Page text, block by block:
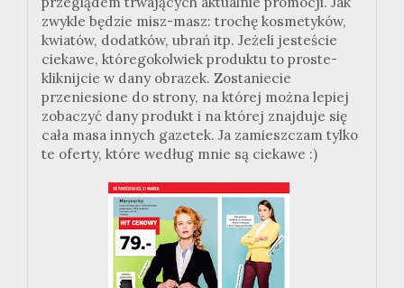
zwykle będzie misz-masz: trochę kosmetyków,
kwiatów, dodatków, ubrań itp. Jeżeli jesteście
ciekawe, któregokolwiek produktu to proste-
kliknijcie w dany obrazek. Zostaniecie
przeniesione do strony, na której można lepiej
zobaczyć dany produkt i na której znajduje się
cała masa innych gazetek. Ja zamieszczam tylko
te oferty, które według mnie są ciekawe :)